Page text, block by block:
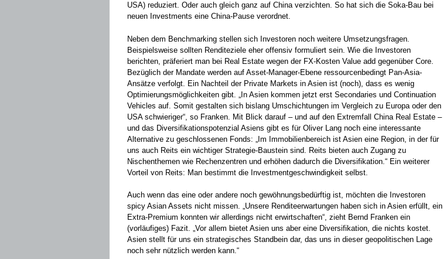
USA) reduziert. Oder auch gleich ganz auf China verzichten. So hat sich die Soka-Bau bei
neuen Investments eine China-Pause verordnet.
Neben dem Benchmarking stellen sich Investoren noch weitere Umsetzungsfragen.
Beispielsweise sollten Renditeziele eher offensiv formuliert sein. Wie die Investoren
berichten, präferiert man bei Real Estate wegen der FX-Kosten Value add gegenüber Core.
Bezüglich der Mandate werden auf Asset-Manager-Ebene ressourcenbedingt Pan-Asia-
Ansätze verfolgt. Ein Nachteil der Private Markets in Asien ist (noch), dass es wenig
Optimierungsmöglichkeiten gibt. „In Asien kommen jetzt erst Secondaries und Continuation
Vehicles auf. Somit gestalten sich bislang Umschichtungen im Vergleich zu Europa oder den
USA schwieriger“, so Franken. Mit Blick darauf – und auf den Extremfall China Real Estate –
und das Diversifikationspotenzial Asiens gibt es für Oliver Lang noch eine interessante
Alternative zu geschlossenen Fonds: „Im Immobilienbereich ist Asien eine Region, in der für
uns auch Reits ein wichtiger Strategie-Baustein sind. Reits bieten auch Zugang zu
Nischenthemen wie Rechenzentren und erhöhen dadurch die Diversifikation.“ Ein weiterer
Vorteil von Reits: Man bestimmt die Investmentgeschwindigkeit selbst.
Auch wenn das eine oder andere noch gewöhnungsbedürftig ist, möchten die Investoren
spicy Asian Assets nicht missen. „Unsere Renditeerwartungen haben sich in Asien erfüllt, ein
Extra-Premium konnten wir allerdings nicht erwirtschaften“, zieht Bernd Franken ein
(vorläufiges) Fazit. „Vor allem bietet Asien uns aber eine Diversifikation, die nichts kostet.
Asien stellt für uns ein strategisches Standbein dar, das uns in dieser geopolitischen Lage
noch sehr nützlich werden kann.“